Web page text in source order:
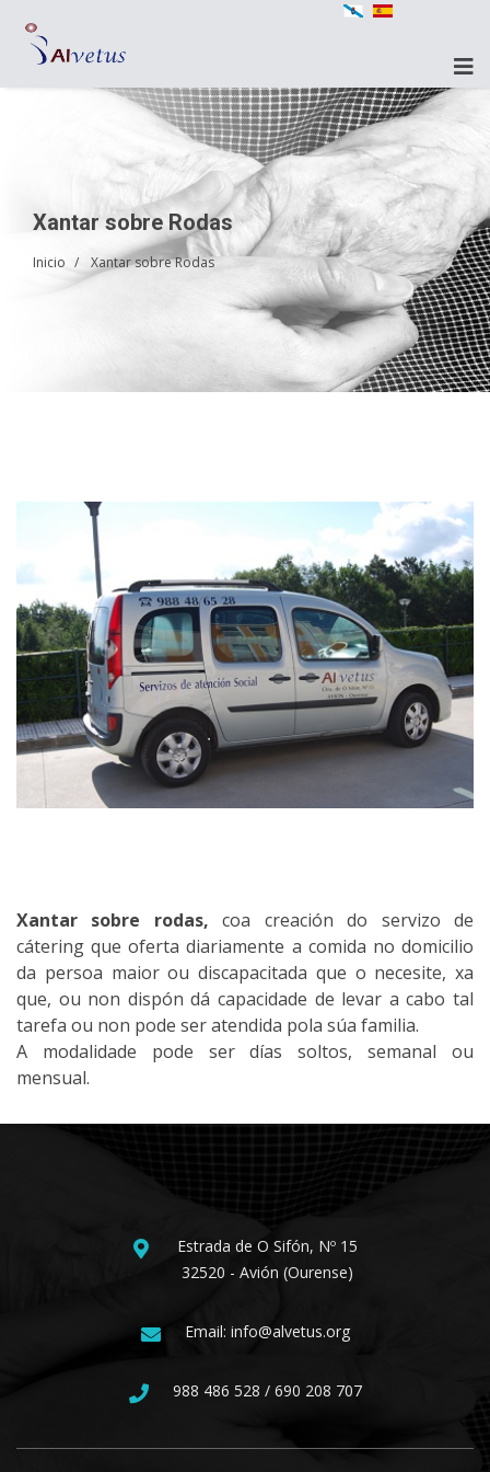
Xantar sobre Rodas
Inicio Xantar sobre Rodas
Xantar sobre rodas,coa creación do servizo de
cátering que oferta diariamente a comida no domicilio
da persoa maior ou discapacitada que o necesite, xa
que, ou non dispón dá capacidade de levar a cabo tal
tarefa ou non pode ser atendida pola súa familia.
A modalidade pode ser días soltos, semanal ou
mensual.
Estrada de O Sifón, Nº 15
32520 - Avión (Ourense)
Email: info@alvetus.org
988 486 528 / 690 208 707